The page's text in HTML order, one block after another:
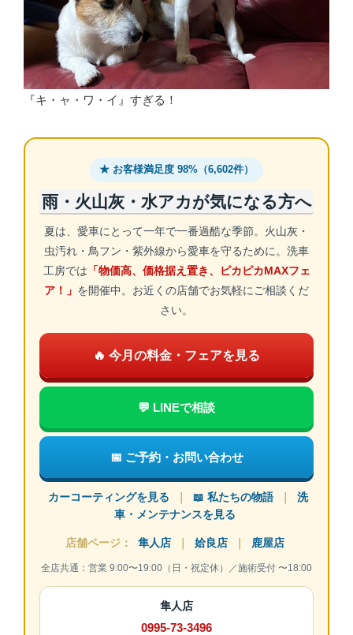
『キ・ャ・ワ・イ』すぎる！
★ お客様満足度 98%（6,602件）
雨・火山灰・水アカが気になる方へ
夏は、愛車にとって一年で一番過酷な季節。火山灰・
虫汚れ・鳥フン・紫外線から愛車を守るために。洗車
工房では 「物価高、価格据え置き、ピカピカMAXフェ
ア！」 を開催中。お近くの店舗でお気軽にご相談くだ
さい。
🔥 今月の料金・フェアを見る
💬 LINEで相談
📅 ご予約・お問い合わせ
カーコーティングを見る 📖 私たちの物語
洗
車・メンテナンスを見る
店舗ページ： 隼人店 姶良店 鹿屋店
全店共通：営業 9:00〜19:00（日・祝定休）／施術受付 〜18:00
隼人店
0995-73-3496